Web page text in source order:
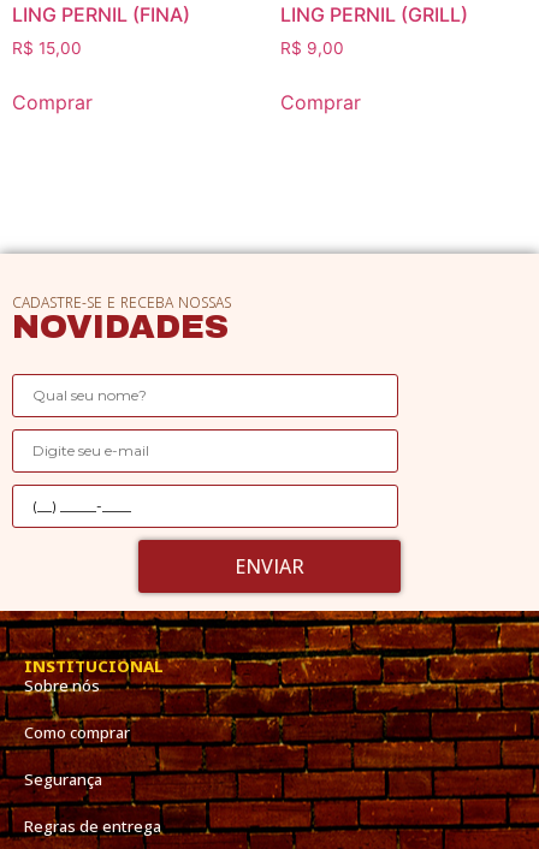
LING PERNIL (FINA)
R$ 15,00
Comprar
LING PERNIL (GRILL)
R$ 9,00
Comprar
CADASTRE-SE E RECEBA NOSSAS
NOVIDADES
ENVIAR
INSTITUCIONAL
Sobre nós
Como comprar
Segurança
Regras de entrega